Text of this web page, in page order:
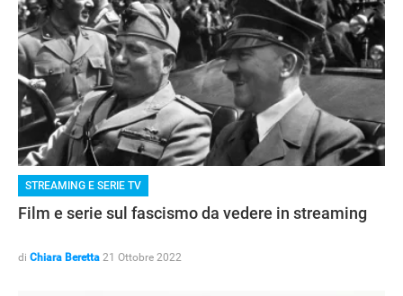
STREAMING E SERIE TV
Film e serie sul fascismo da vedere in streaming
di Chiara Beretta 21 Ottobre 2022